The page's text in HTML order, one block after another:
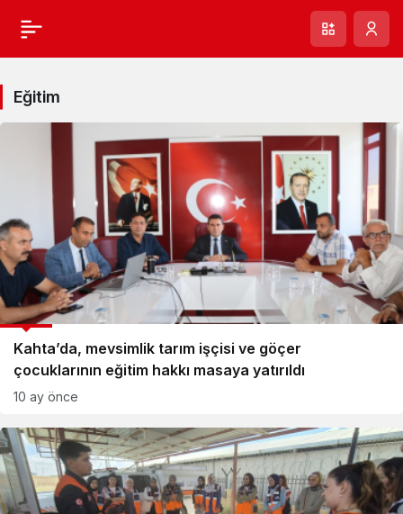
Eğitim
Kahta’da, mevsimlik tarım işçisi ve göçer
çocuklarının eğitim hakkı masaya yatırıldı
EĞİTİM
10 ay önce